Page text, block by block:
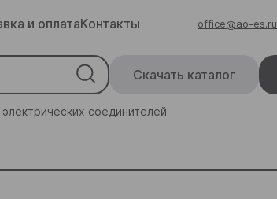
и оплатаКонтакты office@ao-es.ru
Скачать каталог
соединителей